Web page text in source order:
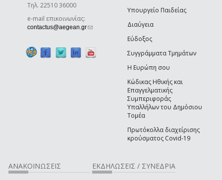
Τηλ. 22510 36000
e-mail επικοινωνίας:
contactus@aegean.gr(link sends e-mail)
Υπουργείο Παιδείας
Διαύγεια
Εύδοξος
Συγγράμματα Τμημάτων
Η Ευρώπη σου
Κώδικας Ηθικής και
Επαγγελματικής
Συμπεριφοράς
Υπαλλήλων του Δημόσιου
Τομέα
Πρωτόκολλα διαχείρισης
κρούσματος Covid-19
ΑΝΑΚΟΙΝΩΣΕΙΣ ΕΚΔΗΛΩΣΕΙΣ / ΣΥΝΕΔΡΙΑ